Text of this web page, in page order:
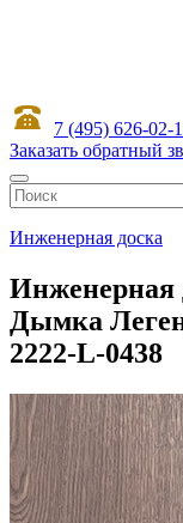
7 (495) 626-02-
Заказать обратный
Инженерная доска
Дымка
2222-L-0438